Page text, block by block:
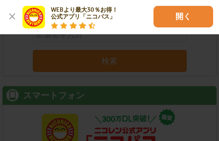
WEBより最大30％お得！
公式アプリ「ニコパス」
開く
店舗名 駅名
検索
スマートフォン